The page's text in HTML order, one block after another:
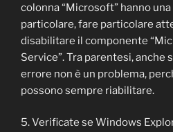
colonna “Microsoft” hanno una
particolare, fare particolare
disabilitare il componente
Service”. Tra parentesi, anche
errore non è un problema,
possono sempre riabilitare.
5. Verificate se Windows